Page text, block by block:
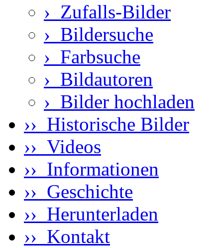
› Zufalls-Bilder
› Bildersuche
› Farbsuche
› Bildautoren
› Bilder hochladen
›› Historische Bilder
›› Videos
›› Informationen
›› Geschichte
›› Herunterladen
›› Kontakt